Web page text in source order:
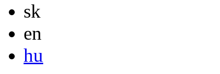
sk
en
hu